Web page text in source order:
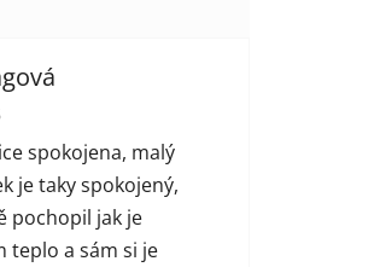
obchodu je 5 z 5 hvězdiček.
spokojena, malý
je taky spokojený,
pochopil jak je
teplo a sám si je